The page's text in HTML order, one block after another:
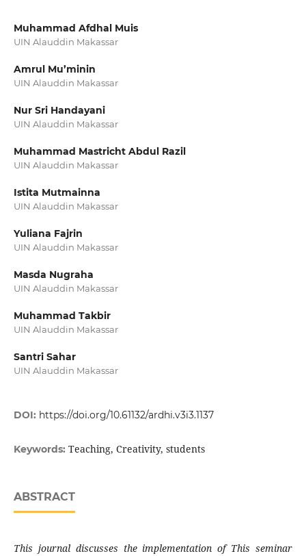
Muhammad Afdhal Muis
UIN Alauddin Makassar
Amrul Mu’minin
UIN Alauddin Makassar
Nur Sri Handayani
UIN Alauddin Makassar
Muhammad Mastricht Abdul Razil
UIN Alauddin Makassar
Istita Mutmainna
UIN Alauddin Makassar
Yuliana Fajrin
UIN Alauddin Makassar
Masda Nugraha
UIN Alauddin Makassar
Muhammad Takbir
UIN Alauddin Makassar
Santri Sahar
UIN Alauddin Makassar
DOI: https://doi.org/10.61132/ardhi.v3i3.1137
Keywords: Teaching, Creativity, students
ABSTRACT
This journal discusses the implementation of This seminar